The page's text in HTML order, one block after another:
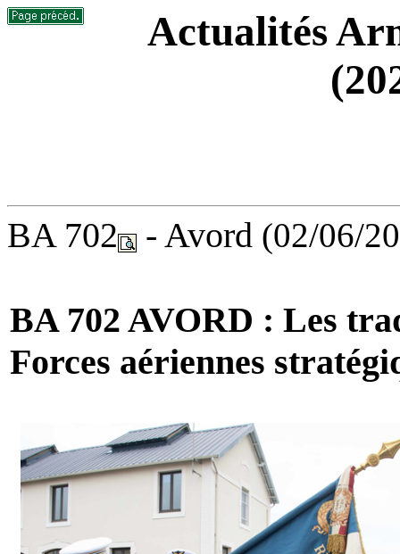
Actualités
BA 702 - Avord (02/06/
BA 702 AVORD : Les
Forces aériennes